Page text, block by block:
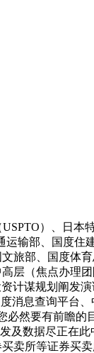
）、日本
输部、国度住
旅部、国度体
层（焦点办理
计谋规划阐发
消息查询平台
必然要有前瞻的
发及数据尽正在
卖所等证券买